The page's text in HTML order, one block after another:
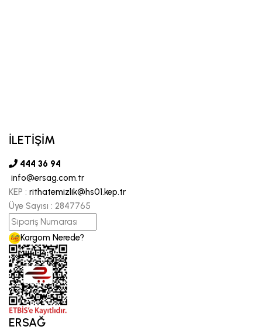
İLETİŞİM
444 36 94
info@ersag.com.tr
KEP : rithatemizlik@hs01.kep.tr
Üye Sayısı : 2847765
Kargom Nerede?
ERSAĞ